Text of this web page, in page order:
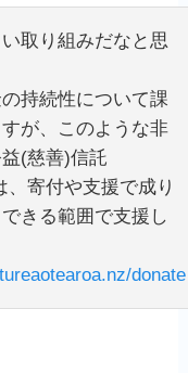
取り組みだなと思
持続性について課
が、このような非
(慈善)信託
、寄付や支援で成り
きる範囲で支援し
donate